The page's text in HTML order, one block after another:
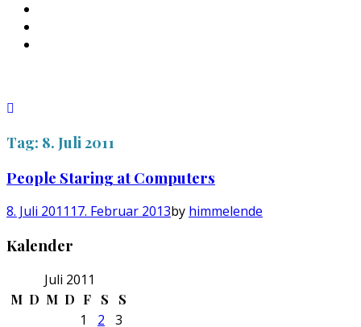
anzeigen
Tag: 8. Juli 2011
People Staring at Computers
8. Juli 2011 17. Februar 2013by himmelende
Kalender
Juli 2011
M D M D F S S
1 2
3